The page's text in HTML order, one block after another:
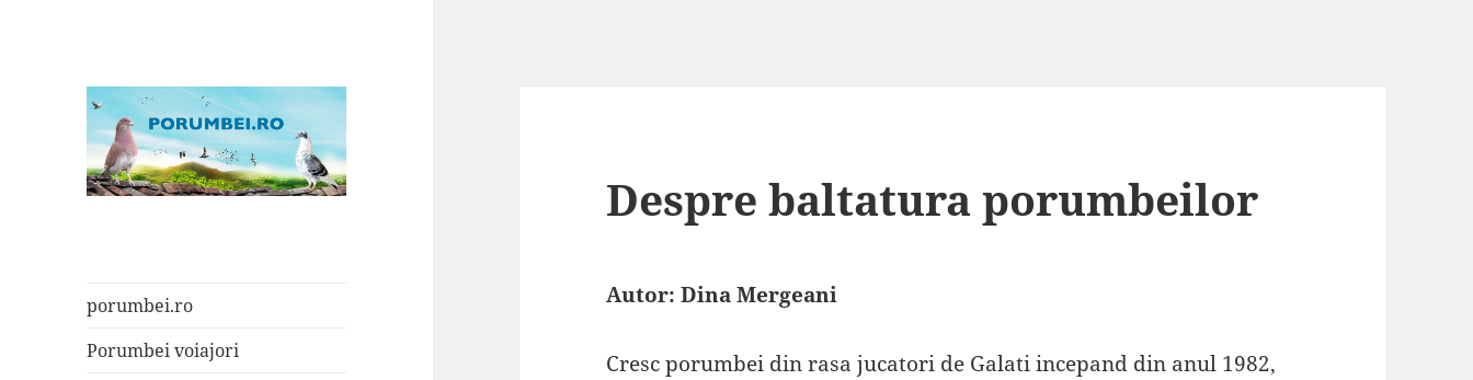
porumbei.ro
Porumbei voiajori
Despre baltatura porumbeilor
Autor: Dina Mergeani
Cresc porumbei din rasa jucatori de Galati incepand din anul 1982,